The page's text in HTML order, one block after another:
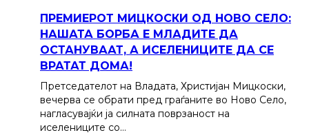
ПРЕМИЕРОТ МИЦКОСКИ ОД НОВО СЕЛО:
НАШАТА БОРБА Е МЛАДИТЕ ДА
ОСТАНУВААТ, А ИСЕЛЕНИЦИТЕ ДА СЕ
ВРАТАТ ДОМА!
Претседателот на Владата, Христијан Мицкоски,
вечерва се обрати пред граѓаните во Ново Село,
нагласувајќи ја силната поврзаност на
иселениците со…